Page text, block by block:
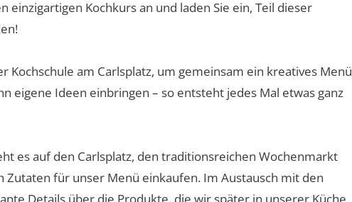
einzigartigen Kochkurs an und laden Sie ein, Teil dieser
Kochschule am Carlsplatz, um gemeinsam ein kreatives Menü
eigene Ideen einbringen – so entsteht jedes Mal etwas ganz
es auf den Carlsplatz, den traditionsreichen Wochenmarkt
Zutaten für unser Menü einkaufen. Im Austausch mit den